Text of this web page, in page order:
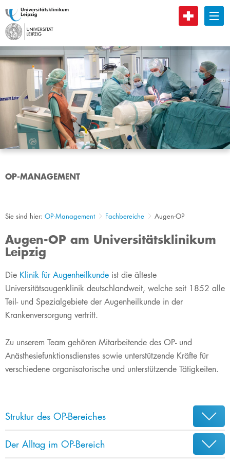
B
OP-MANAGEMENT
Sie sind hier: OP-Management Fachbereiche Augen-OP
Augen-OP am Universitätsklinikum
Leipzig
​​​​Die Klinik für Augenheilkunde ist die älteste
Universitätsaugenklinik deutschlandweit, welche seit 1852 alle
Teil- und Spezialgebiete der Augenheilkunde in der
Krankenversorgung vertritt.
Zu unserem Team gehören Mitarbeitende des OP- und
Anästhesiefunktionsdienstes sowie unterstützende Kräfte für
verschiedene organisatorische und unterstützende Tätigkeiten.
Struktur des OP-Bereiches
Der Alltag im OP-Bereich